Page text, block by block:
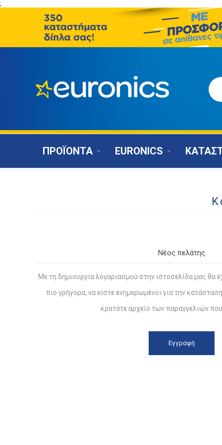
;
ΠΡΟΪΟΝΤΑ EURONICS
Νέος πελάτης
Με τη δημιουργία λογαριασμού στην ιστοσελίδα μας θα
πιο γρήγορα, να είστε ενημερωμένοι για την
κρατάτε αρχείο των παραγγελιών που